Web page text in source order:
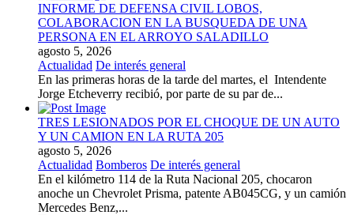
INFORME DE DEFENSA CIVIL LOBOS,
COLABORACION EN LA BUSQUEDA DE UNA
PERSONA EN EL ARROYO SALADILLO
agosto 5, 2026
Actualidad De interés general
En las primeras horas de la tarde del martes, el Intendente
Jorge Etcheverry recibió, por parte de su par de...
TRES LESIONADOS POR EL CHOQUE DE UN AUTO
Y UN CAMION EN LA RUTA 205
agosto 5, 2026
Actualidad Bomberos De interés general
En el kilómetro 114 de la Ruta Nacional 205, chocaron
anoche un Chevrolet Prisma, patente AB045CG, y un camión
Mercedes Benz,...